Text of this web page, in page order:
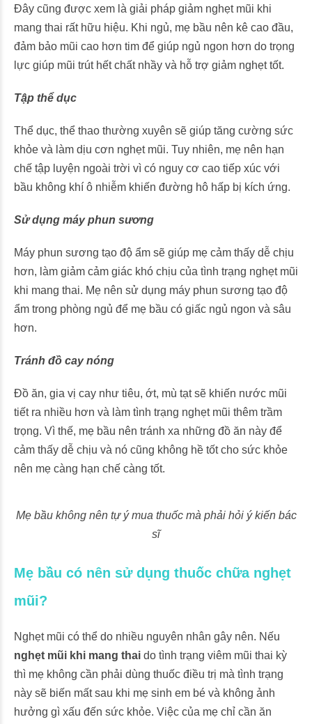
Đây cũng được xem là giải pháp giảm nghẹt mũi khi
mang thai rất hữu hiệu. Khi ngủ, mẹ bầu nên kê cao đầu,
đảm bảo mũi cao hơn tim để giúp ngủ ngon hơn do trọng
lực giúp mũi trút hết chất nhầy và hỗ trợ giảm nghẹt tốt.
Tập thể dục
Thể dục, thể thao thường xuyên sẽ giúp tăng cường sức
khỏe và làm dịu cơn nghẹt mũi. Tuy nhiên, mẹ nên hạn
chế tập luyện ngoài trời vì có nguy cơ cao tiếp xúc với
bầu không khí ô nhiễm khiến đường hô hấp bị kích ứng.
Sử dụng máy phun sương
Máy phun sương tạo độ ẩm sẽ giúp mẹ cảm thấy dễ chịu
hơn, làm giảm cảm giác khó chịu của tình trạng nghẹt mũi
khi mang thai. Mẹ nên sử dụng máy phun sương tạo độ
ẩm trong phòng ngủ để mẹ bầu có giấc ngủ ngon và sâu
hơn.
Tránh đồ cay nóng
Đồ ăn, gia vị cay như tiêu, ớt, mù tạt sẽ khiến nước mũi
tiết ra nhiều hơn và làm tình trạng nghẹt mũi thêm trầm
trọng. Vì thế, mẹ bầu nên tránh xa những đồ ăn này để
cảm thấy dễ chịu và nó cũng không hề tốt cho sức khỏe
nên mẹ càng hạn chế càng tốt.
Mẹ bầu không nên tự ý mua thuốc mà phải hỏi ý kiến bác
sĩ
Mẹ bầu có nên sử dụng thuốc chữa nghẹt
mũi?
Nghẹt mũi có thể do nhiều nguyên nhân gây nên. Nếu
nghẹt mũi khi mang thai do tình trạng viêm mũi thai kỳ
thì mẹ không cần phải dùng thuốc điều trị mà tình trạng
này sẽ biến mất sau khi mẹ sinh em bé và không ảnh
hưởng gì xấu đến sức khỏe. Việc của mẹ chỉ cần ăn